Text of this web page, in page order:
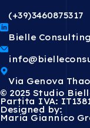
(+39)3460875317
Bielle Consulting
Via Genova
© 2025 Studio
Partita IVA:
Designed by:
Maria Giannico